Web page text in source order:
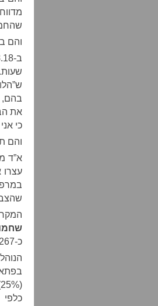
והם
בהם,
את
כי
והם
עצרו
כ-267 פשיטות כאלה בממוצע מדי חודש, קרי כמעט תשע מדי לילה.